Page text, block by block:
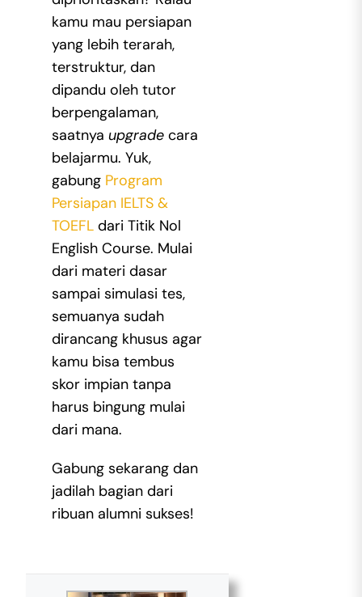
kamu mau persiapan
yang lebih terarah,
terstruktur, dan
dipandu oleh tutor
berpengalaman,
saatnya upgrade cara
belajarmu. Yuk,
gabung Program
Persiapan IELTS &
TOEFLdari Titik Nol
English Course. Mulai
dari materi dasar
sampai simulasi tes,
semuanya sudah
dirancang khusus agar
kamu bisa tembus
skor impian tanpa
harus bingung mulai
dari mana.
Gabung sekarang dan
jadilah bagian dari
ribuan alumni sukses!